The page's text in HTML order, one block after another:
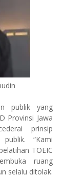
publik yang
Provinsi Jawa
prinsip
“Kami
TOEIC
ruang
selalu ditolak.